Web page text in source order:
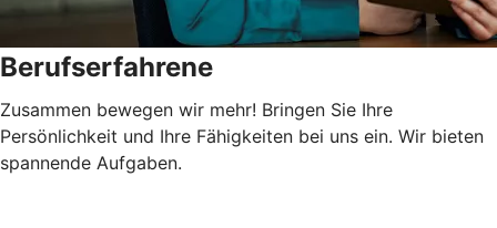
Berufserfahrene
Zusammen bewegen wir mehr! Bringen Sie Ihre
Persönlichkeit und Ihre Fähigkeiten bei uns ein. Wir bieten
spannende Aufgaben.